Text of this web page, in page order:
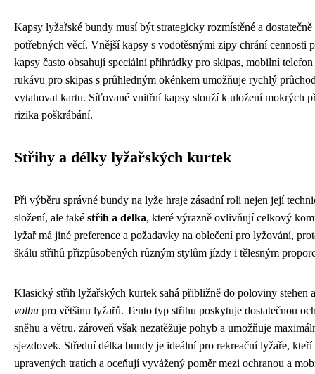
Kapsy lyžařské bundy musí být strategicky rozmístěné a
potřebných věcí. Vnější kapsy s vodotěsnými zipy chrání cennosti
kapsy často obsahují speciální přihrádky pro skipas, mobilní
rukávu pro skipas s průhledným okénkem umožňuje rychlý
vytahovat kartu. Síťované vnitřní kapsy slouží k uložení mokrých
rizika poškrábání.
Střihy a délky lyžařských kurtek
Při výběru správné bundy na lyže hraje zásadní roli nejen její
složení, ale také střih a délka, které výrazně ovlivňují celkový
lyžař má jiné preference a požadavky na oblečení pro lyžování,
škálu střihů přizpůsobených různým stylům jízdy i tělesným
Klasický střih lyžařských kurtek sahá přibližně do poloviny stehen
volbu pro většinu lyžařů. Tento typ střihu poskytuje dostatečnou
sněhu a větru, zároveň však nezatěžuje pohyb a umožňuje
sjezdovek. Střední délka bundy je ideální pro rekreační lyžaře, kteří
upravených tratích a oceňují vyvážený poměr mezi ochranou a